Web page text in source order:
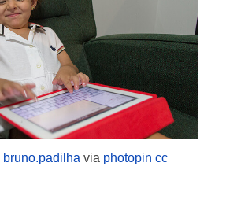
bruno.padilha via photopin cc